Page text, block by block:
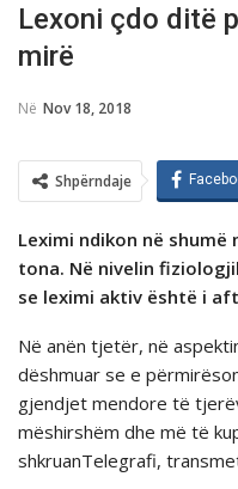
Lexoni çdo ditë
mirё
Në Nov 18, 2018
Shpërndaje
Leximi ndikon në
tona. Në nivelin
se leximi aktiv është i
Në anën tjetër, në
dëshmuar se e
gjendjet mendore të
mëshirshëm dhe më të
shkruanTelegrafi,